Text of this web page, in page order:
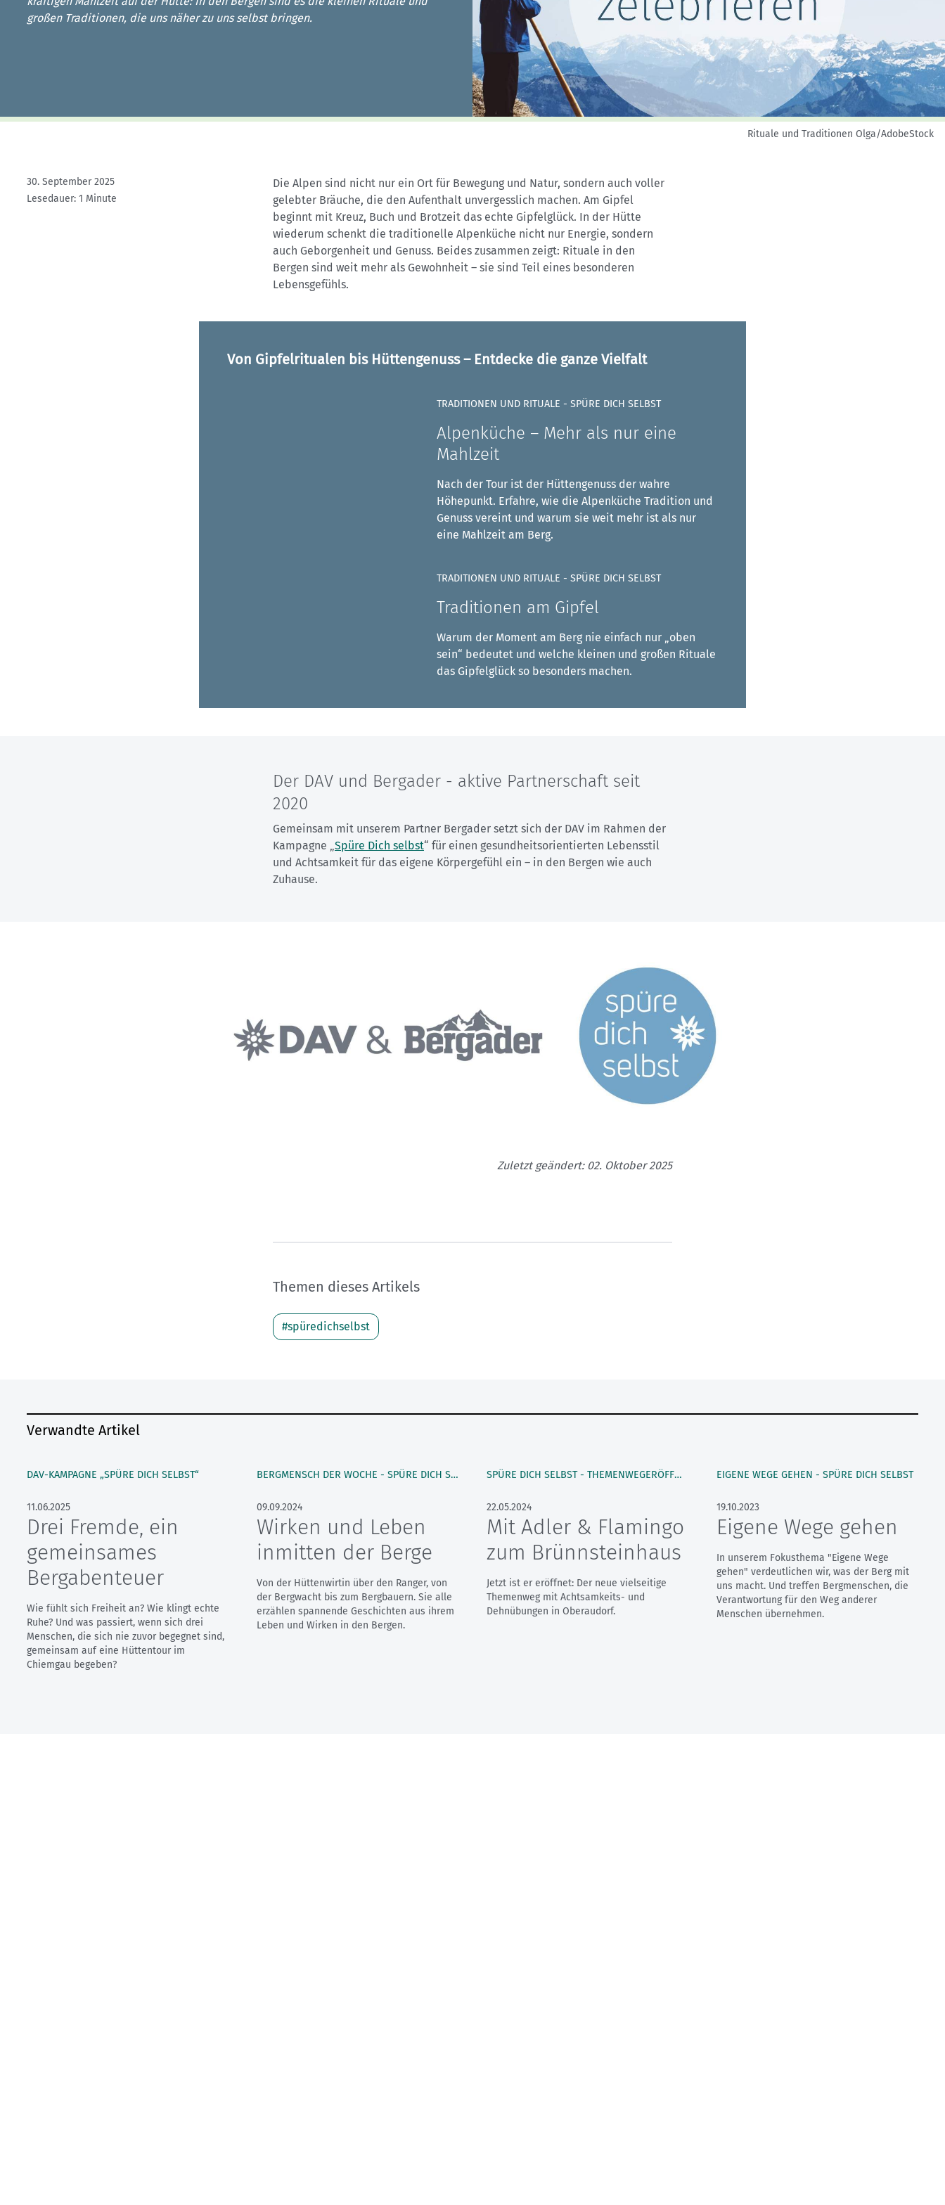
Wandern und Bergsteigen
Wettkampfklettern
großen Traditionen, die uns näher zu uns selbst bringen.
Rituale und Traditionen Olga/AdobeStock
30. September 2025
Lesedauer: 1 Minute
Die Alpen sind nicht nur ein Ort für Bewegung und Natur, sondern auch voller
gelebter Bräuche, die den Aufenthalt unvergesslich machen. Am Gipfel
beginnt mit Kreuz, Buch und Brotzeit das echte Gipfelglück. In der Hütte
wiederum schenkt die traditionelle Alpenküche nicht nur Energie, sondern
auch Geborgenheit und Genuss. Beides zusammen zeigt: Rituale in den
Bergen sind weit mehr als Gewohnheit – sie sind Teil eines besonderen
Lebensgefühls.
Von Gipfelritualen bis Hüttengenuss – Entdecke die ganze Vielfalt
TRADITIONEN UND RITUALE - SPÜRE DICH SELBST
Alpenküche – Mehr als nur eine
Mahlzeit
Nach der Tour ist der Hüttengenuss der wahre
Höhepunkt. Erfahre, wie die Alpenküche Tradition und
Genuss vereint und warum sie weit mehr ist als nur
eine Mahlzeit am Berg.
TRADITIONEN UND RITUALE - SPÜRE DICH SELBST
Traditionen am Gipfel
Warum der Moment am Berg nie einfach nur „oben
sein“ bedeutet und welche kleinen und großen Rituale
das Gipfelglück so besonders machen.
Der DAV und Bergader - aktive Partnerschaft seit
2020
Gemeinsam mit unserem Partner Bergader setzt sich der DAV im Rahmen der
Kampagne „Spüre Dich selbst“ für einen gesundheitsorientierten Lebensstil
und Achtsamkeit für das eigene Körpergefühl ein – in den Bergen wie auch
Zuhause.
Zuletzt geändert: 02. Oktober 2025
Themen dieses Artikels
#spüredichselbst
Verwandte Artikel
DAV-KAMPAGNE „SPÜRE DICH SELBST“
11.06.2025
Drei Fremde, ein
gemeinsames
Bergabenteuer
Wie fühlt sich Freiheit an? Wie klingt echte
Ruhe? Und was passiert, wenn sich drei
Menschen, die sich nie zuvor begegnet sind,
gemeinsam auf eine Hüttentour im
Chiemgau begeben?
BERGMENSCH DER WOCHE - SPÜRE DICH SELBST
09.09.2024
Wirken und Leben
inmitten der Berge
Von der Hüttenwirtin über den Ranger, von
der Bergwacht bis zum Bergbauern. Sie alle
erzählen spannende Geschichten aus ihrem
Leben und Wirken in den Bergen.
SPÜRE DICH SELBST - THEMENWEGERÖFFNUNG
22.05.2024
Mit Adler & Flamingo
zum Brünnsteinhaus
Jetzt ist er eröffnet: Der neue vielseitige
Themenweg mit Achtsamkeits- und
Dehnübungen in Oberaudorf.
EIGENE WEGE GEHEN - SPÜRE DICH SELBST
19.10.2023
Eigene Wege gehen
In unserem Fokusthema "Eigene Wege
gehen" verdeutlichen wir, was der Berg mit
uns macht. Und treffen Bergmenschen, die
Verantwortung für den Weg anderer
Menschen übernehmen.